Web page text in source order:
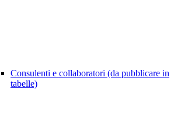
Consulenti e collaboratori (da pubblicare in
tabelle)